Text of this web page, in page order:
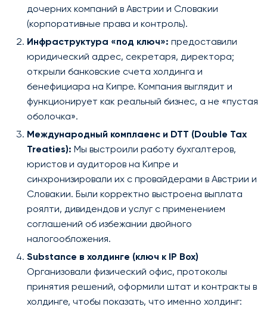
дочерних компаний в Австрии и Словакии
(корпоративные права и контроль).
Инфраструктура «под ключ»: предоставили
юридический адрес, секретаря, директора;
открыли банковские счета холдинга и
бенефициара на Кипре. Компания выглядит и
функционирует как реальный бизнес, а не «пустая
оболочка».
Международный комплаенс и DTT (Double Tax
Treaties): Мы выстроили работу бухгалтеров,
юристов и аудиторов на Кипре и
синхронизировали их с провайдерами в Австрии и
Словакии. Были корректно выстроена выплата
роялти, дивидендов и услуг с применением
соглашений об избежании двойного
налогообложения.
Substance в холдинге (ключ к IP Box)
Организовали физический офис, протоколы
принятия решений, оформили штат и контракты в
холдинге, чтобы показать, что именно холдинг: